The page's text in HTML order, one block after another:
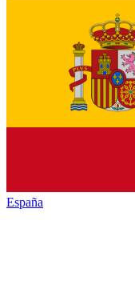
España